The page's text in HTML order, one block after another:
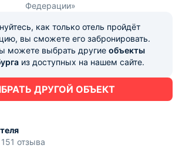
Федерации»
как только отель пройдёт
вы сможете его забронировать.
можете выбрать другие объекты
из доступных на нашем сайте.
ДРУГОЙ ОБЪЕКТ
отзыва